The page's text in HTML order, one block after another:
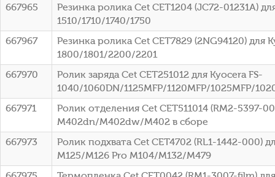
667965
Резинка ролика Cet CET1204 (JC72-01231A)
1510/1710/1740/1750
667967
Резинка ролика Cet CET7829 (2NG94120) для
1800/1801/2200/2201
667970
Ролик заряда Cet CET251012 для Kyocera FS-
1040/1060DN/1125MFP/1120MFP/1025MFP/
667971
Ролик отделения Cet CET511014 (RM2-5397-
M402dn/M402dw/M402 в сборе
667973
Ролик подхвата Cet CET4702 (RL1-1442-000)
M125/M126 Pro M104/M132/M479